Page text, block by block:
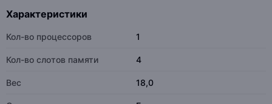
Характеристики
Кол-во процессоров 1
Кол-во слотов памяти 4
Вес 18,0